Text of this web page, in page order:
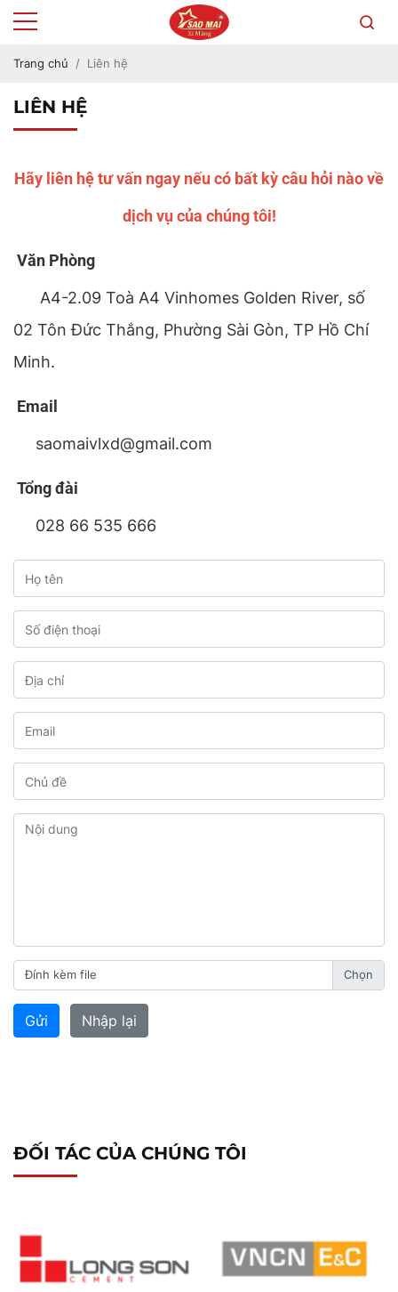
Trang chủ Liên hệ
LIÊN HỆ
Hãy liên hệ tư vấn ngay nếu có bất kỳ câu hỏi nào về
dịch vụ của chúng tôi!
Văn Phòng
A4-2.09 Toà A4 Vinhomes Golden River, số
02 Tôn Đức Thắng, Phường Sài Gòn, TP Hồ Chí
Minh.
Email
saomaivlxd@gmail.com
Tổng đài
028 66 535 666
Đính kèm file
ĐỐI TÁC CỦA CHÚNG TÔI